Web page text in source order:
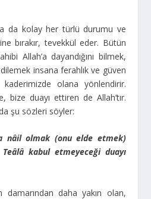
da kolay her türlü durumu ve
bırakır, tevekkül eder. Bütün
Allah’a dayandığını bilmek,
dilemek insana ferahlık ve güven
olana yönlendirir.
bize duayı ettiren de Allah’tır.
şu sözleri söyler:
nâil olmak (onu elde etmek)
kabul etmeyeceği duayı
daha yakın olan,